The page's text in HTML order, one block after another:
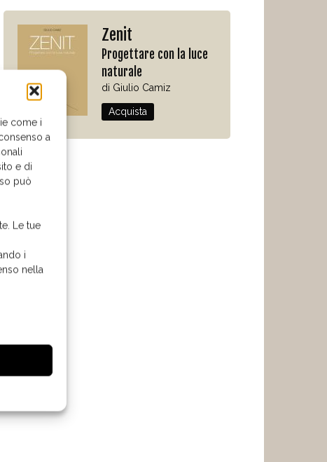
come i
a
e di
può
Le tue
i
nella
Zenit
Progettare con la luce
naturale
di Giulio Camiz
Acquista